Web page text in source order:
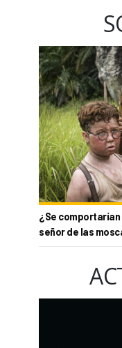
¿Se comportarían
señor de las